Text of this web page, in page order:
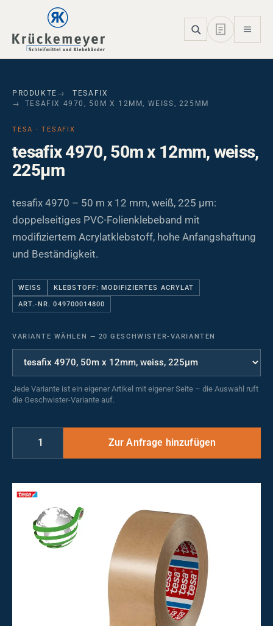
Skip to main navigation
Skip to main content
Skip to page footer
PRODUKTE
TESAFIX
TESAFIX 4970, 50M X 12MM, WEISS, 225ΜM
TESA · TESAFIX
tesafix 4970, 50m x 12mm, weiss,
225µm
tesafix 4970 – 50 m x 12 mm, weiß, 225 µm:
doppelseitiges PVC-Folienklebeband mit
modifiziertem Acrylatklebstoff, hohe Anfangshaftung
und Beständigkeit.
WEISS KLEBSTOFF: MODIFIZIERTES ACRYLAT
ART.-NR. 049700014800
VARIANTE WÄHLEN — 20 GESCHWISTER-VARIANTEN
Jede Variante ist ein eigener Artikel mit eigener Seite – die Auswahl ruft
die Geschwister-Variante auf.